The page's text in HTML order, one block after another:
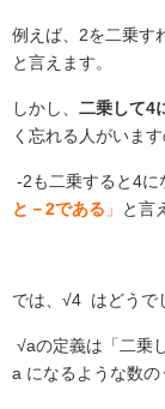
例えば、 2を二乗す
と言えます。
しかし、 二乗して4
く忘れる人がいま
-2も二乗すると4に
と－2である 」 と言
では、√4 はどうで
√aの定義は「二乗
a になるような数の